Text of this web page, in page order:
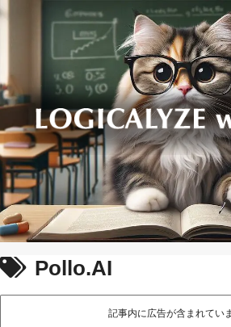
Pollo.AI
記事内に広告が含まれてい